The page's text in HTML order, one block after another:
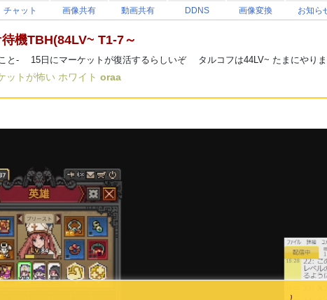
チャット 画像共有 動画共有 DDNS 画像変換 お知ら
機TBH(84LV~ T1-7～
-ひとこと- 15日にマーケットが復活するらしいぞ タルコフは44LV~ たま
ットが怖い ホワイト oraa